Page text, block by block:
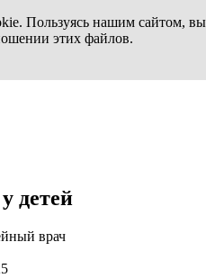
Пользуясь нашим сайтом, вы
этих файлов.
детей
врач